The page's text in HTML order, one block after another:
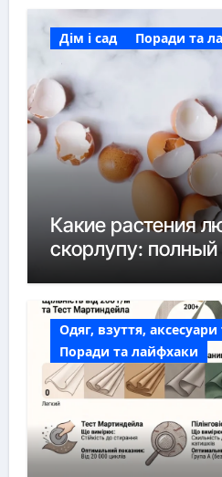
Дім і сад Поради та
Какие растения
скорлупу: полный
Одяг, взуття,
Поради та лайфхаки